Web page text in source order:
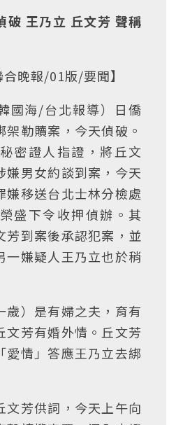
破 王乃立 丘文芳 聲稱
晚報/01版/要聞】
國海/台北報導）日僑
勒贖案，今天偵破。
密證人指證，將丘文
嫌男女約談到案，今天
嫌移送台北士林分檢處
盛下令收押偵辦。其
芳到案後承認犯案，並
一嫌疑人王乃立也於稍
歲）是有婦之夫，育有
文芳有婚外情。丘文芳
愛情」答應王乃立去綁
文芳供詞，今天上午向